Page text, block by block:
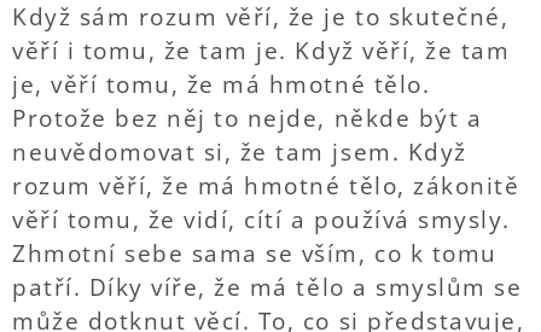
Když sám rozum věří, že je to skutečné,
věří i tomu, že tam je. Když věří, že tam
je, věří tomu, že má hmotné tělo.
Protože bez něj to nejde, někde být a
neuvědomovat si, že tam jsem. Když
rozum věří, že má hmotné tělo, zákonitě
věří tomu, že vidí, cítí a používá smysly.
Zhmotní sebe sama se vším, co k tomu
patří. Díky víře, že má tělo a smyslům se
může dotknut věcí. To, co si představuje,